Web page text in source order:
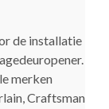
de installatie
merken
Craftsman